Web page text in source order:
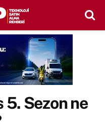
Sezon ne